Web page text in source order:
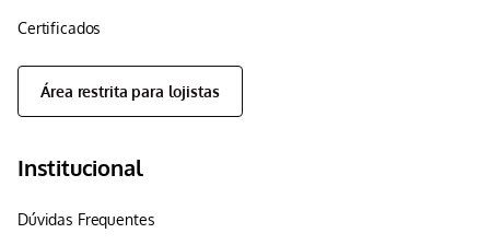
Certificados
Área restrita para lojistas
Institucional
Dúvidas Frequentes